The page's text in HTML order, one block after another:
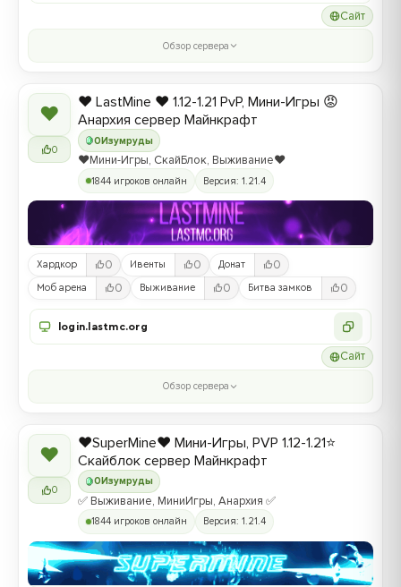
Сайт
Обзор сервера
❤
0
0Изумруды
❤️ LastMine ❤️ 1.12-1.21 PvP, Мини-Игры 😡
Анархия сервер Майнкрафт
❤️Мини-Игры, СкайБлок, Выживание❤️
1844 игроков онлайн Версия: 1.21.4
Хардкор 0 Ивенты 0 Донат 0
Моб арена 0 Выживание 0 Битва замков 0
login.lastmc.org
Сайт
Обзор сервера
❤
0
0 Изумруды
❤️SuperMine❤️ Мини-Игры, PVP 1.12-1.21⭐
Скайблок сервер Майнкрафт
✅ Выживание, МиниИгры, Анархия ✅
1844 игроков онлайн Версия: 1.21.4